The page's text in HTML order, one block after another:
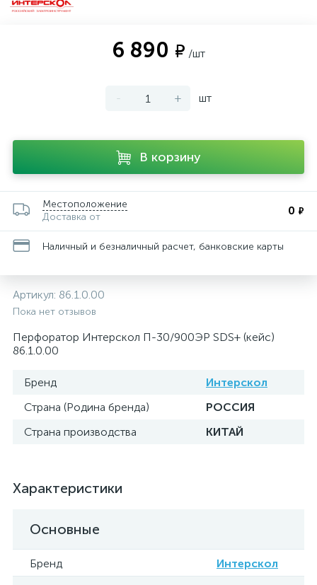
6 890 ₽ /шт
- + шт
В корзину
Местоположение
Доставка от
0 ₽
Наличный и безналичный расчет, банковские карты
Артикул: 86.1.0.00
Пока нет отзывов
Перфоратор Интерскол П-30/900ЭР SDS+ (кейс)
86.1.0.00
Бренд
Интерскол
Страна (Родина бренда)
РОССИЯ
Страна производства
КИТАЙ
Характеристики
Основные
Бренд Интерскол